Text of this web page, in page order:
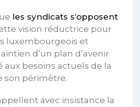
les syndicats s’opposent
vision réductrice pour
luxembourgeois et
d’un plan d’avenir
aux besoins actuels de la
son périmètre.
avec insistance la